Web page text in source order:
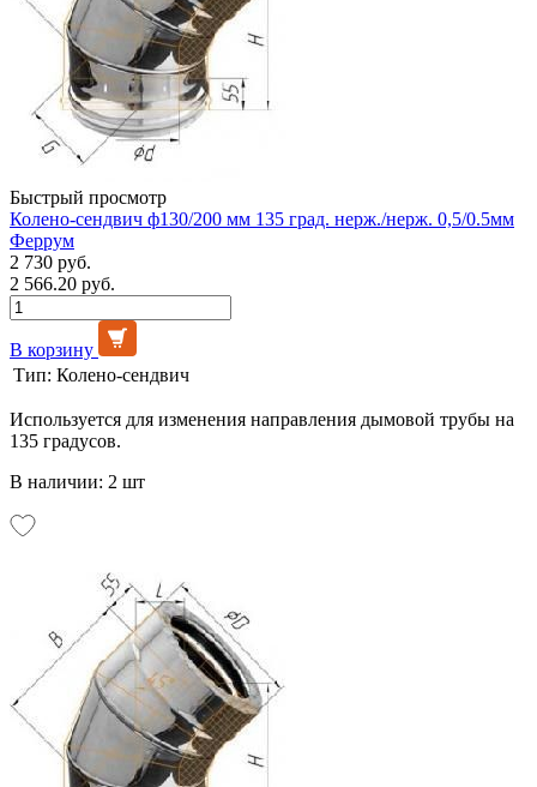
Быстрый просмотр
Колено-сендвич ф130/200 мм 135 град. нерж./нерж. 0,5/0.5мм
Феррум
2 730 руб.
2 566.20 руб.
В корзину
Тип: Колено-сендвич
Используется для изменения направления дымовой трубы на
135 градусов.
В наличии: 2 шт